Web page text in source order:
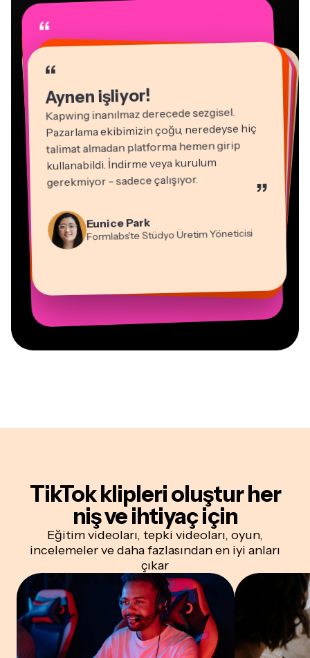
“
Aynen işliyor!
Kapwing inanılmaz derecede sezgisel.
Pazarlama ekibimizin çoğu, neredeyse hiç
talimat almadan platforma hemen girip
kullanabildi. İndirme veya kurulum
gerekmiyor - sadece çalışıyor. ”
Eunice Park
Formlabs'te Stüdyo Üretim Yöneticisi
“
“
Kapwing'de AuthentIQMarketing.com'un
Panos Papagapiou
“
“
Video Düzenleyici
“
Danışman
“
TikTok klipleri oluşturher
niş ve ihtiyaç için
Eğitim videoları, tepki videoları, oyun,
incelemeler ve daha fazlasından en iyi anları
çıkar